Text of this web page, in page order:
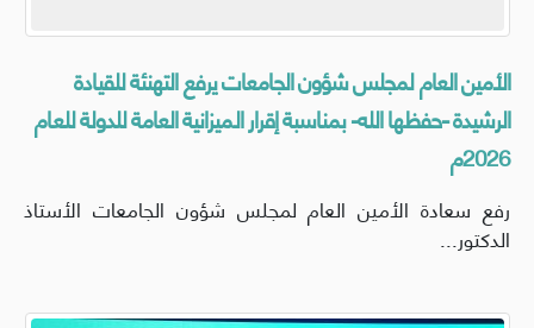
الأمين العام لمجلس شؤون الجامعات يرفع التهنئة للقيادة
الرشيدة -حفظها الله- بمناسبة إقرار الميزانية العامة للدولة للعام
2026م
رفع سعادة الأمين العام لمجلس شؤون الجامعات الأستاذ
الدكتور...